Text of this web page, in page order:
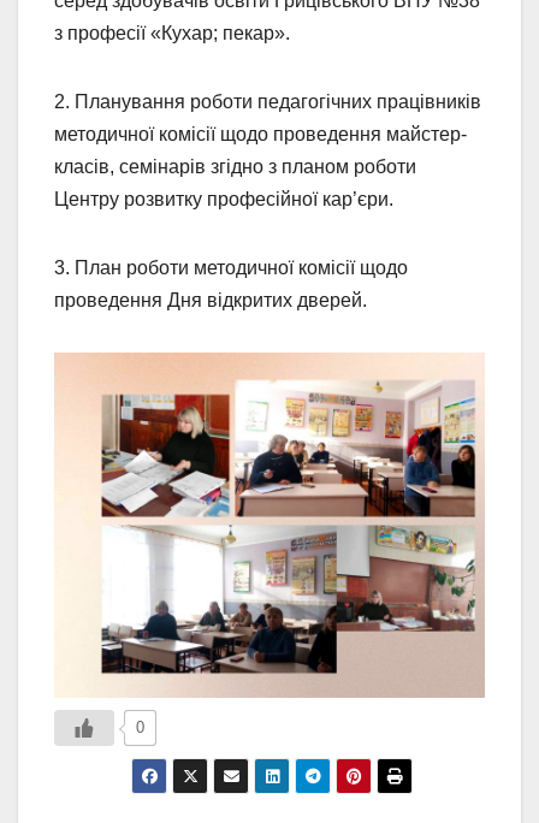
з професії «Кухар; пекар».
2. Планування роботи педагогічних працівників
методичної комісії щодо проведення майстер-
класів, семінарів згідно з планом роботи
Центру розвитку професійної кар’єри.
3. План роботи методичної комісії щодо
проведення Дня відкритих дверей.
0